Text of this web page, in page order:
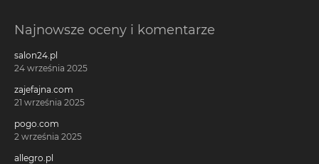
Najnowsze oceny i komentarze
salon24.pl
24 września 2025
zajefajna.com
21 września 2025
pogo.com
2 września 2025
allegro.pl